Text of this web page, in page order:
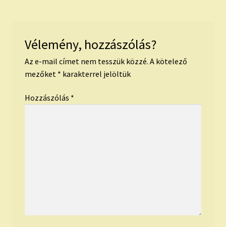
Vélemény, hozzászólás?
Az e-mail címet nem tesszük közzé. A kötelező
mezőket * karakterrel jelöltük
Hozzászólás *